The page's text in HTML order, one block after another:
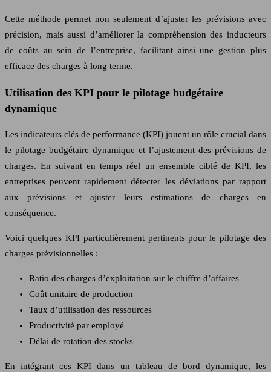
Cette méthode permet non seulement d’ajuster les prévisions avec
précision, mais aussi d’améliorer la compréhension des inducteurs
de coûts au sein de l’entreprise, facilitant ainsi une gestion plus
efficace des charges à long terme.
Utilisation des KPI pour le pilotage budgétaire
dynamique
Les indicateurs clés de performance (KPI) jouent un rôle crucial dans
le pilotage budgétaire dynamique et l’ajustement des prévisions de
charges. En suivant en temps réel un ensemble ciblé de KPI, les
entreprises peuvent rapidement détecter les déviations par rapport
aux prévisions et ajuster leurs estimations de charges en
conséquence.
Voici quelques KPI particulièrement pertinents pour le pilotage des
charges prévisionnelles :
Ratio des charges d’exploitation sur le chiffre d’affaires
Coût unitaire de production
Taux d’utilisation des ressources
Productivité par employé
Délai de rotation des stocks
En intégrant ces KPI dans un tableau de bord dynamique, les